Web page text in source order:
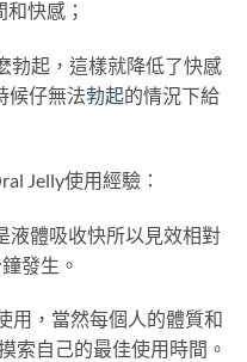
快感；
勃起，這樣就降低了快感
候仔無法勃起的情況下給
Jelly使用經驗：
液體吸收快所以見效相對
發生。
用，當然每個人的體質和
索自己的最佳使用時間。